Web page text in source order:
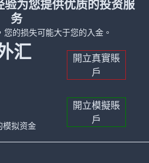
为您提供优质的投资服
务
的损失可能大于您的入金。
汇
開立真實賬
戶
拟资金
開立模擬賬
戶